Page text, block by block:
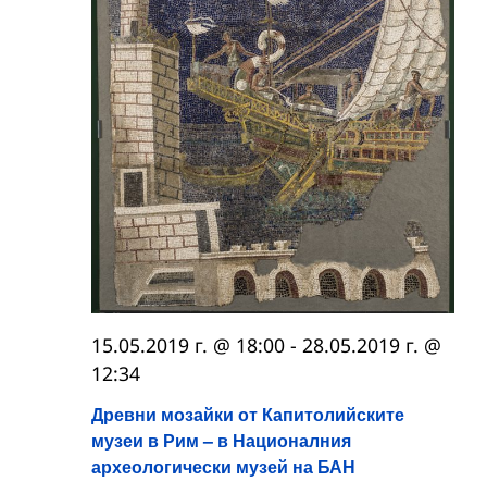
Древни мозайки от Капитолийските
музеи в Рим – в Националния
археологически музей на БАН
15.05.2019 г. @ 18:00 - 28.05.2019 г. @
12:34